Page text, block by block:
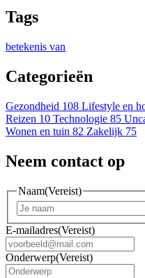
Tags
betekenis van
Categorieën
Gezondheid 108 Lifestyle en
Reizen 10 Technologie 85
Wonen en tuin 82 Zakelijk 75
Neem contact op
Naam(Vereist)
E-mailadres(Vereist)
Onderwerp(Vereist)